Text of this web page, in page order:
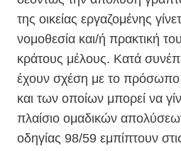
της οικείας εργαζομένης
νομοθεσία και/ή πρακτική
κράτους μέλους. Κατά
έχουν σχέση με το
και των οποίων μπορεί να
πλαίσιο ομαδικών
οδηγίας 98/59 εμπίπτουν στις